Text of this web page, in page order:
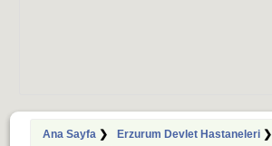
Ana Sayfa❯ Erzurum Devlet Hastaneleri❯